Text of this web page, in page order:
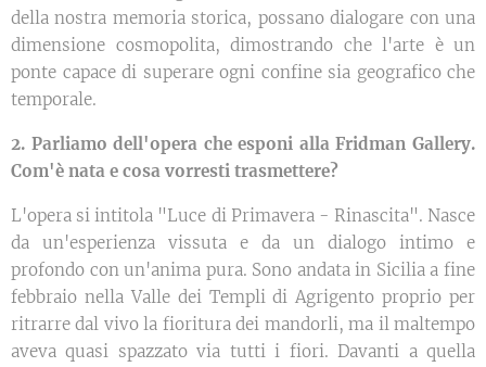
della nostra memoria storica, possano dialogare con una
dimensione cosmopolita, dimostrando che l'arte è un
ponte capace di superare ogni confine sia geografico che
temporale.
2. Parliamo dell'opera che esponi alla Fridman Gallery.
Com'è nata e cosa vorresti trasmettere?
L'opera si intitola "Luce di Primavera - Rinascita". Nasce
da un'esperienza vissuta e da un dialogo intimo e
profondo con un'anima pura. Sono andata in Sicilia a fine
febbraio nella Valle dei Templi di Agrigento proprio per
ritrarre dal vivo la fioritura dei mandorli, ma il maltempo
aveva quasi spazzato via tutti i fiori. Davanti a quella